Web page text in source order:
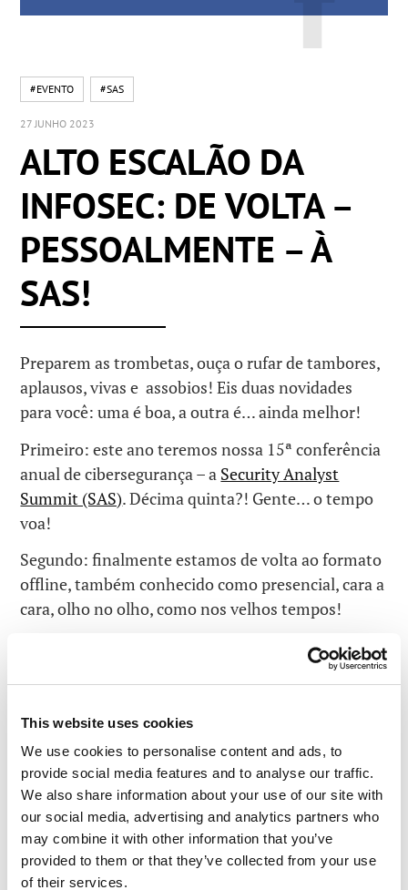
This website uses cookies
We use cookies to personalise content and ads, to
provide social media features and to analyse our traffic.
We also share information about your use of our site with
our social media, advertising and analytics partners who
may combine it with other information that you’ve
provided to them or that they’ve collected from your use
of their services.
#EVENTO #SAS
27 JUNHO 2023
ALTO ESCALÃO DA
INFOSEC: DE VOLTA –
PESSOALMENTE – À
SAS!
Preparem as trombetas, ouça o rufar de tambores,
aplausos, vivas e assobios! Eis duas novidades
para você: uma é boa, a outra é… ainda melhor!
Primeiro: este ano teremos nossa 15ª conferência
anual de cibersegurança – a Security Analyst
Summit (SAS). Décima quinta?! Gente… o tempo
voa!
Segundo: finalmente estamos de volta ao formato
offline, também conhecido como presencial, cara a
cara, olho no olho, como nos velhos tempos!
Nos últimos anos, esta conferência e muitas outras
especialistas em cibersegurança, acadêmicos e
empresários de todo o mundo em um local
aconchegante e agradável começou em 2009.
(Caramba… parece que foi ontem; já se passaram
14 anos!) Naquele tempo, tudo era muito menor
em tamanho, mas ao longo dos anos cresceu de
forma gradual para se tornar um dos principais